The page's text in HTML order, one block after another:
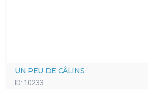
UN PEU DE CÂLINS
ID: 10233